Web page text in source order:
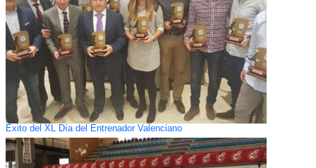
Exito del XL Día del Entrenador Valenciano